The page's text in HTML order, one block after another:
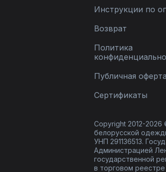
Инструкции по
Возврат
Политика
Публичная оферта
Сертификаты
Copyright 2012-2026
белорусской
УНП 291136513.
Администрацией
государственной
в торговом